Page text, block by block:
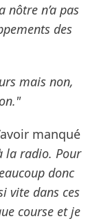
nôtre n’a pas
des
mais non,
manqué
la radio. Pour
donc
vite dans ces
course et je